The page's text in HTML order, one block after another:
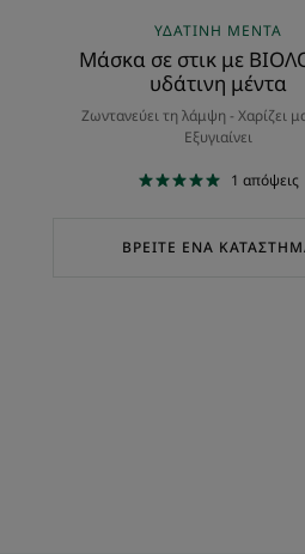
ΥΔΆΤΙΝΗ ΜΈΝΤΑ
Μάσκα σε στικ με
υδάτινη μέντα
Ζωντανεύει τη λάμψη - Χαρίζει
Εξυγιαίνει
1απόψεις
ΒΡΕΊΤΕ ΈΝΑ